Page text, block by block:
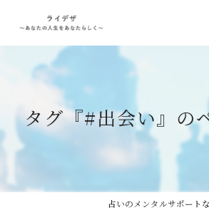
タグ『#出会い』の
占いのメンタルサポート